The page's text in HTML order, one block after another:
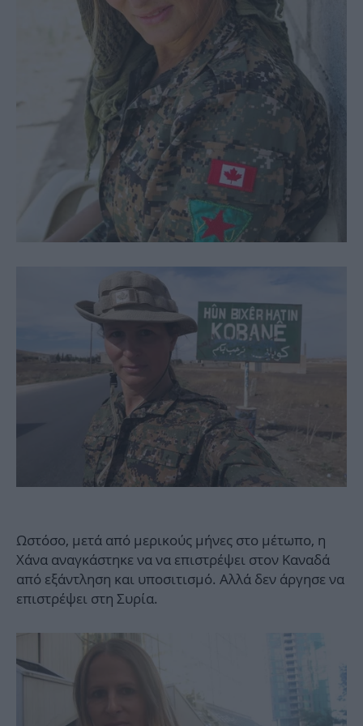
Ωστόσο, μετά από μερικούς μήνες στο μέτωπο, η
Χάνα αναγκάστηκε να να επιστρέψει στον Καναδά
από εξάντληση και υποσιτισμό. Αλλά δεν άργησε να
επιστρέψει στη Συρία.